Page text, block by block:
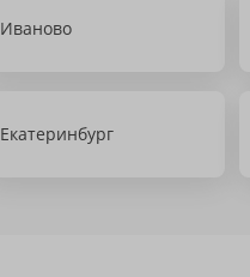
Иваново
Екатеринбург